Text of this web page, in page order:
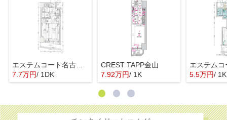
エステムコート名古屋上前津
7.7万円/ 1DK
CREST TAPP金山
7.92万円/ 1K 5.5万円/ 1K